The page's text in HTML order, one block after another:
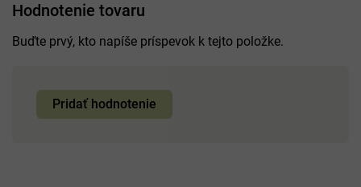
Hodnotenie tovaru
Buďte prvý, kto napíše príspevok k tejto položke.
Pridať hodnotenie